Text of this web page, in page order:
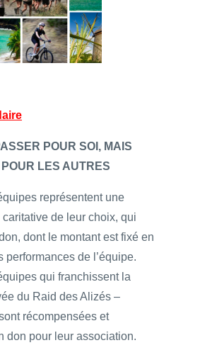
POUR SOI, MAIS
LES AUTRES
représentent une
de leur choix, qui
dont le montant est fixé en
performances de l’équipe.
qui franchissent la
du Raid des Alizés –
récompensées et
don pour leur association.